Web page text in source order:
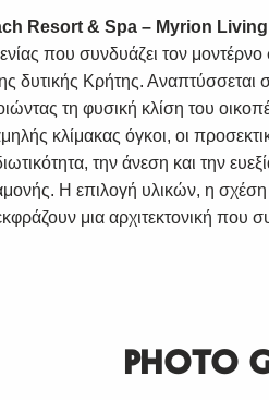
Resort & Spa – Myrion Living
που συνδυάζει τον
δυτικής Κρήτης.
τη φυσική κλίση του
κλίμακας όγκοι, οι
την άνεση και την
Η επιλογή υλικών, η
μια αρχιτεκτονική που
PHOTO